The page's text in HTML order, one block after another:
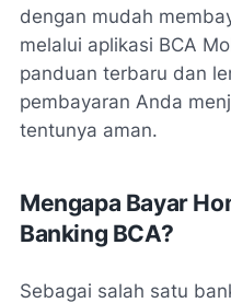
dengan mudah
melalui aplikasi BCA
panduan terbaru dan
pembayaran Anda
tentunya aman.
Mengapa Bayar
Banking BCA?
Sebagai salah satu